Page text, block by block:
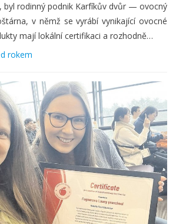
byl rodinný podnik Karfíkův dvůr — ovocný
v němž se vyrábí vynikající ovocné
mají lokální certifikaci a rozhodně…
rokem